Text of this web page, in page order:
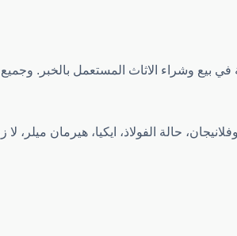
وشراء الاثاث المستعمل بالخبر.
حالة الفولاذ، ايكيا، هيرمان ميلر، لا